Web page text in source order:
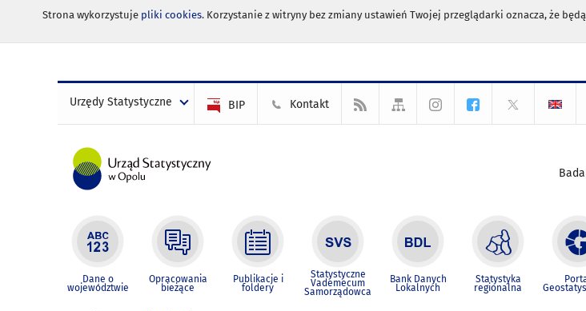
Strona wykorzystuje pliki cookies. Korzystanie z witryny bez zmiany ustawień Twojej przeglądarki oznacza, że
Urzędy Statystyczne BIP Kontakt
Dane o
województwie
Opracowania
bieżące
Publikacje i
foldery
Statystyczne
Vademecum
Samorządowca
Bank Danych
Lokalnych
Statystyka
regionalna